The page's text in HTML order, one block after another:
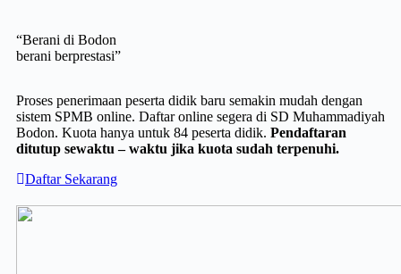
“Berani di Bodon
berani berprestasi”
Proses penerimaan peserta didik baru semakin mudah dengan
sistem SPMB online. Daftar online segera di SD Muhammadiyah
Bodon. Kuota hanya untuk 84 peserta didik. Pendaftaran
ditutup sewaktu – waktu jika kuota sudah terpenuhi.
Daftar Sekarang